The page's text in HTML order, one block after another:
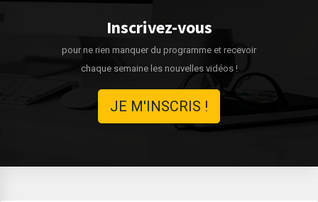
Inscrivez-vous
pour ne rien manquer du programme et recevoir
chaque semaine les nouvelles vidéos !
JE M'INSCRIS !